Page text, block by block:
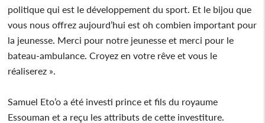
politique qui est le développement du sport. Et le bijou que
vous nous offrez aujourd’hui est oh combien important pour
la jeunesse. Merci pour notre jeunesse et merci pour le
bateau-ambulance. Croyez en votre rêve et vous le
réaliserez ».
Samuel Eto’o a été investi prince et fils du royaume
Essouman et a reçu les attributs de cette investiture.